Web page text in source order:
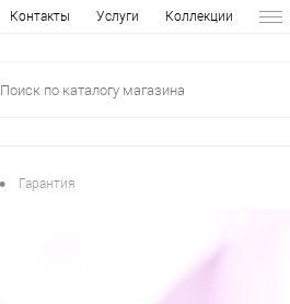
Контакты Услуги Коллекции
• Гарантия